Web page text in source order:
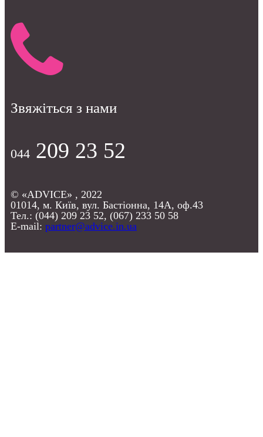
Звяжіться з нами
044 209 23 52
© «ADVICE» , 2022
01014, м. Київ, вул. Бастіонна, 14А, оф.43
Тел.: (044) 209 23 52, (067) 233 50 58
E-mail: partner@advice.in.ua